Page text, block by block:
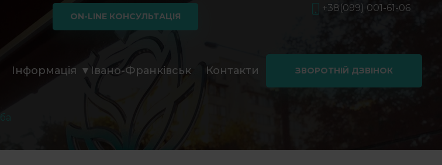
ON-LINE КОНСУЛЬТАЦІЯ
+38(099) 001-61-06
Інформація Івано-Франківськ Контакти ЗВОРОТНІЙ ДЗВІНОК